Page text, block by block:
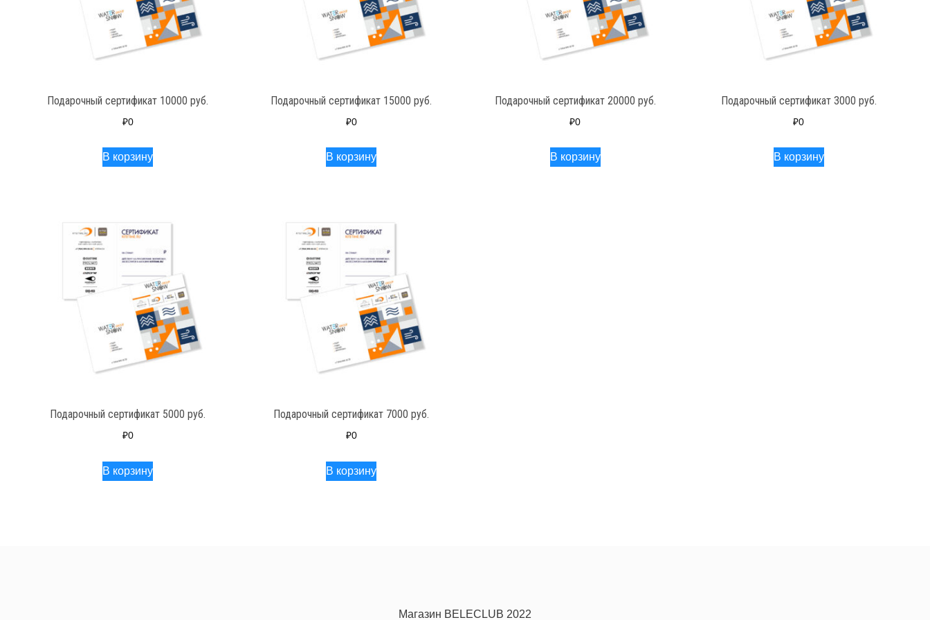
Подарочный сертификат 10000 руб.
₽0
В корзину
Подарочный сертификат 15000 руб.
₽0
В корзину
Подарочный сертификат 20000 руб.
₽0
В корзину
Подарочный сертификат 3000 руб.
₽0
В корзину
Подарочный сертификат 5000 руб.
₽0
В корзину
Подарочный сертификат 7000 руб.
₽0
В корзину
Магазин BELECLUB 2022